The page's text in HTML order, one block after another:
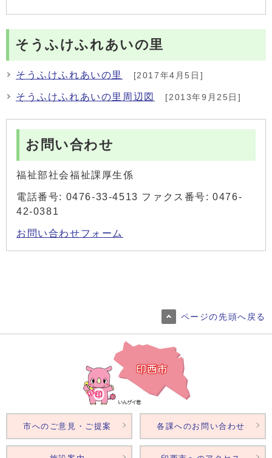
そうふけふれあいの里
そうふけふれあいの里 [2017年4月5日]
そうふけふれあいの里周辺図 [2013年9月25日]
お問い合わせ
福祉部社会福祉課厚生係
電話番号: 0476-33-4513 ファクス番号: 0476-
42-0381
お問い合わせフォーム
ページの先頭へ戻る
市へのご意見・ご提案 各課へのお問い合わせ